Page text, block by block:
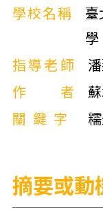
學校名稱
臺
學
指導老師
作者
關鍵字
摘要或動